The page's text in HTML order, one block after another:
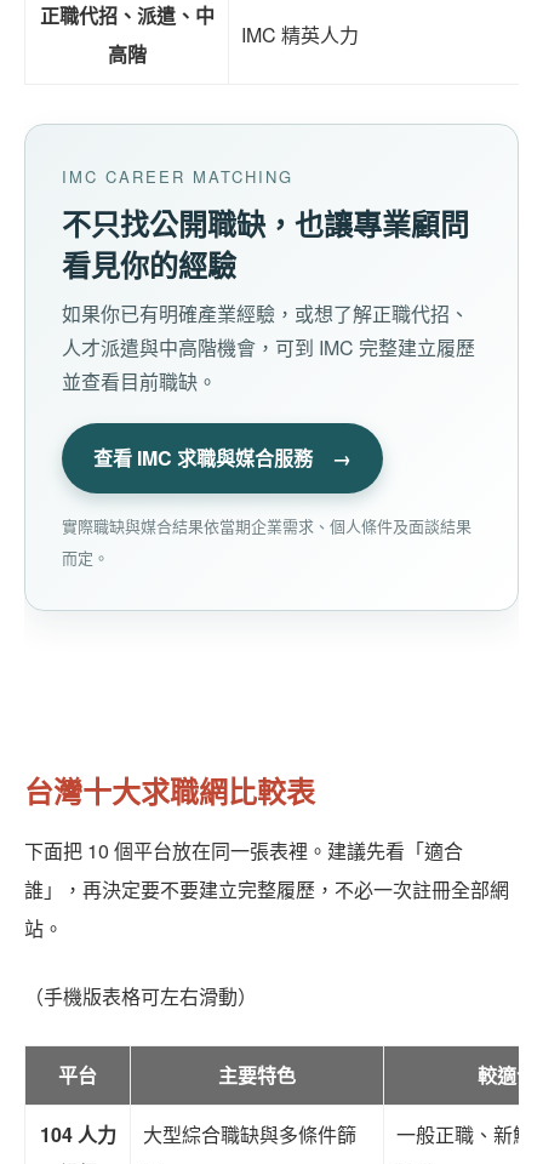
正職代招、派遣、中
高階
IMC 精英人力
IMC CAREER MATCHING
不只找公開職缺，也讓專業顧問
看見你的經驗
如果你已有明確產業經驗，或想了解正職代招、
人才派遣與中高階機會，可到 IMC 完整建立履歷
並查看目前職缺。
查看 IMC 求職與媒合服務 →
實際職缺與媒合結果依當期企業需求、個人條件及面談結果
而定。
台灣十大求職網比較表
下面把 10 個平台放在同一張表裡。建議先看「適合
誰」，再決定要不要建立完整履歷，不必一次註冊全部網
站。
（手機版表格可左右滑動）
平台 主要特色 較適合
104 人力
大型綜合職缺與多條件篩
一般正職、新鮮